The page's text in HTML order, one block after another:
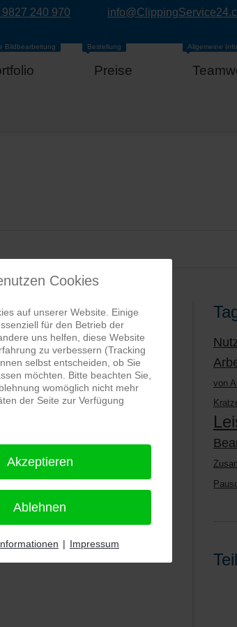
9827 240 970
Bildbearbeitung
Preise
Bestellung Allgemeine
, Fotografie und Bildbearbeitung in
Google-Rezensionen (Stand
von
Cookies
auf unserer Website. Einige
für den Betrieb der
uns helfen, diese Website
zu verbessern (Tracking
selbst entscheiden, ob Sie
möchten. Bitte beachten Sie,
womöglich nicht mehr
der Seite zur Verfügung
Akzeptieren
Ablehnen
| Impressum